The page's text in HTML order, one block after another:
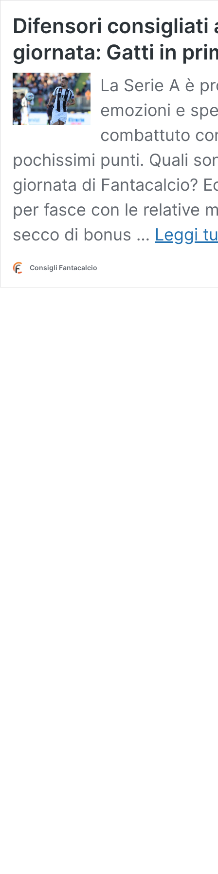
Difensori consigliati
giornata: Gatti in
La Serie A è
emozioni e
combattuto
pochissimi punti. Quali
giornata di Fantacalcio?
per fasce con le relative
secco di bonus … Leggi
Consigli Fantacalcio